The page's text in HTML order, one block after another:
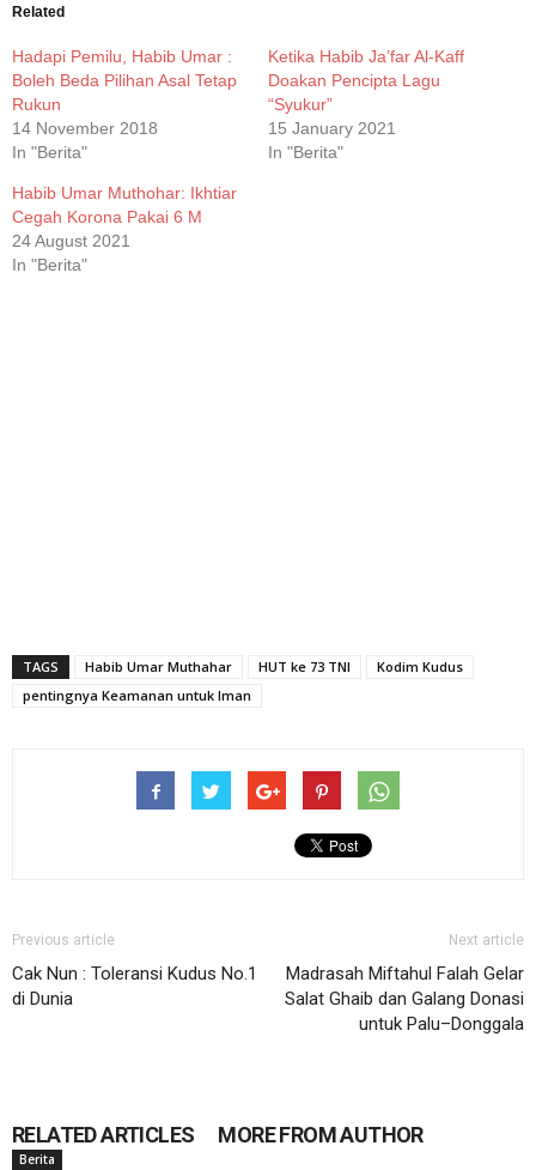
new
Related
Hadapi Pemilu, Habib Umar :
Boleh Beda Pilihan Asal Tetap
Rukun
14 November 2018
In "Berita"
Ketika Habib Ja’far Al-Kaff
Doakan Pencipta Lagu
“Syukur”
15 January 2021
In "Berita"
Habib Umar Muthohar: Ikhtiar
Cegah Korona Pakai 6 M
24 August 2021
In "Berita"
TAGS Habib Umar Muthahar HUT ke 73 TNI
Kodim Kudus
pentingnya Keamanan untuk Iman
Previous article
Cak Nun : Toleransi Kudus No.1
di Dunia
Next article
Madrasah Miftahul Falah Gelar
Salat Ghaib dan Galang Donasi
untuk Palu–Donggala
RELATED ARTICLES MORE FROM AUTHOR
Berita